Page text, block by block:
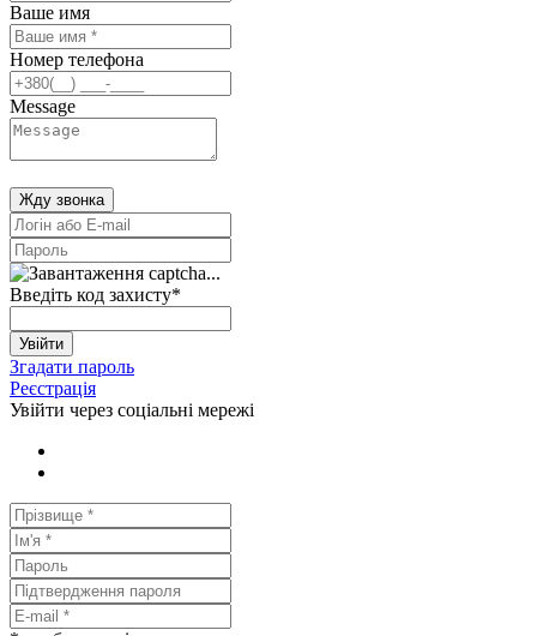
Ваше имя
Номер телефона
Message
Жду звонка
Введіть код захисту*
Увійти
Згадати пароль
Реєстрація
Увійти через соціальні мережі